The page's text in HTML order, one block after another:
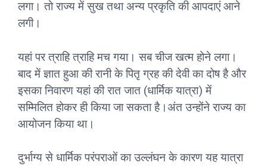
लगा। तो राज्य में सुख तथा अन्य प्रकृति की आपदाएं आने
लगी।
यहां पर त्राहि त्राहि मच गया। सब चीज खत्म होने लगा।
बाद में ज्ञात हुआ की रानी के पितृ ग्रह की देवी का दोष है और
इसका निवारण यहां की रात जात (धार्मिक यात्रा) में
सम्मिलित होकर ही किया जा सकता है।अंत उन्होंने राज्य का
आयोजन किया था।
दुर्भाग्य से धार्मिक परंपराओं का उल्लंघन के कारण यह यात्रा